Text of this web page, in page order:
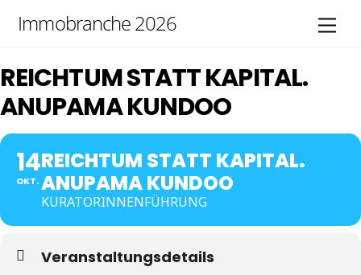
Immobranche 2026
REICHTUM STATT KAPITAL.
ANUPAMA KUNDOO
14
OKT.
REICHTUM STATT KAPITAL.
ANUPAMA KUNDOO
KURATORINNENFÜHRUNG
Veranstaltungsdetails